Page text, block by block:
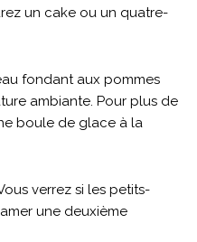
un cake ou un quatre-
fondant aux pommes
ambiante. Pour plus de
boule de glace à la
verrez si les petits-
une deuxième